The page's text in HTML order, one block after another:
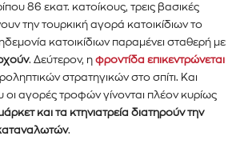
86 εκατ. κατοίκους, τρεις βασικές
την τουρκική αγορά κατοικίδιων το
κατοικίδιων παραμένει σταθερή με
. Δεύτερον, η φροντίδα επικεντρώνεται
στρατηγικών στο σπίτι. Και
οι αγορές τροφών γίνονται πλέον κυρίως
και τα κτηνιατρεία διατηρούν την
.